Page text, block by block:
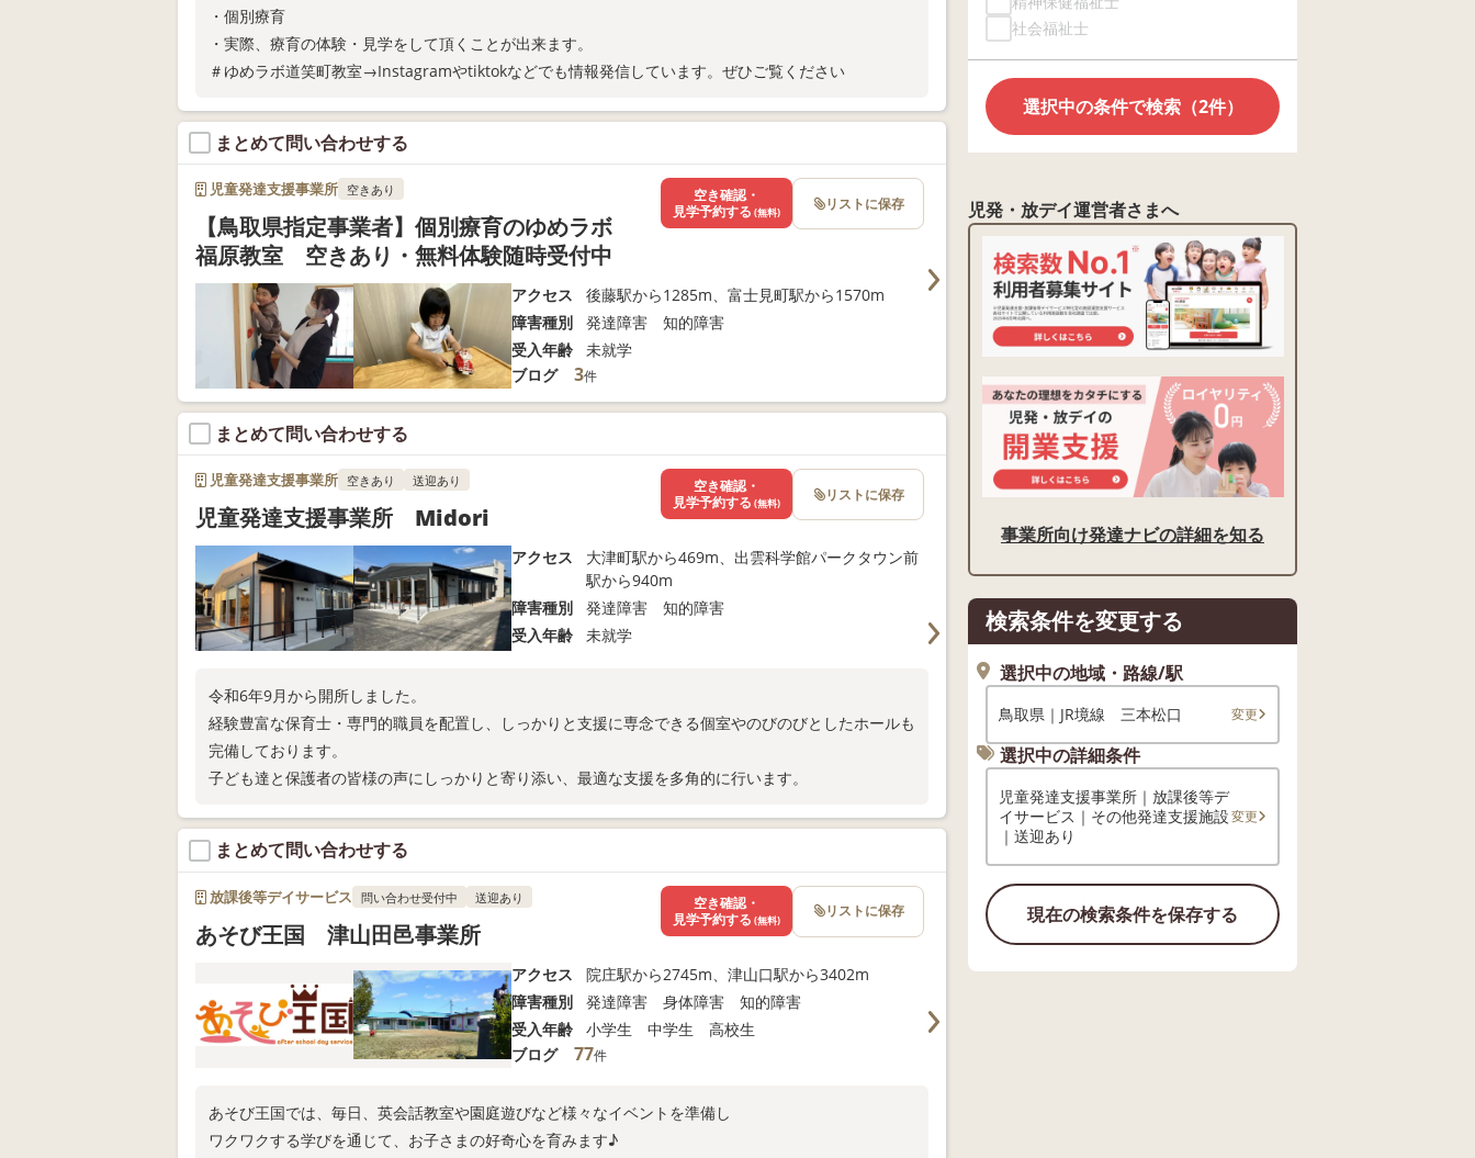
・個別療育
・実際、療育の体験・見学をして頂くことが出来ます。
＃ゆめラボ道笑町教室→Instagramやtiktokなどでも情報発信しています。ぜひご覧ください
まとめて問い合わせする
児童発達支援事業所 空きあり
【鳥取県指定事業者】個別療育のゆめラボ
福原教室 空きあり・無料体験随時受付中
アクセス
後藤駅から1285m、富士見町駅から1570m
障害種別
発達障害 知的障害
受入年齢
未就学
ブログ
3件
空き確認・
見学予約する (無料) リストに保存
まとめて問い合わせする
児童発達支援事業所 空きあり 送迎あり
児童発達支援事業所 Midori
アクセス
大津町駅から469m、出雲科学館パークタウン前
駅から940m
障害種別
発達障害 知的障害
受入年齢
未就学
令和6年9月から開所しました。
経験豊富な保育士・専門的職員を配置し、しっかりと支援に専念できる個室やのびのびとしたホールも
完備しております。
子ども達と保護者の皆様の声にしっかりと寄り添い、最適な支援を多角的に行います。
空き確認・
見学予約する (無料) リストに保存
まとめて問い合わせする
放課後等デイサービス 問い合わせ受付中 送迎あり
あそび王国 津山田邑事業所
アクセス
院庄駅から2745m、津山口駅から3402m
障害種別
発達障害 身体障害 知的障害
受入年齢
小学生 中学生 高校生
ブログ
77件
あそび王国では、毎日、英会話教室や園庭遊びなど様々なイベントを準備し
ワクワクする学びを通じて、お子さまの好奇心を育みます♪
空き確認・
見学予約する (無料) リストに保存
社会福祉士
選択中の条件で検索（2件）
児発・放デイ運営者さまへ
事業所向け発達ナビの詳細を知る
検索条件を変更する
選択中の地域・路線/駅
鳥取県｜JR境線 三本松口 変更
選択中の詳細条件
児童発達支援事業所｜放課後等デ
イサービス｜その他発達支援施設
｜送迎あり
変更
現在の検索条件を保存する